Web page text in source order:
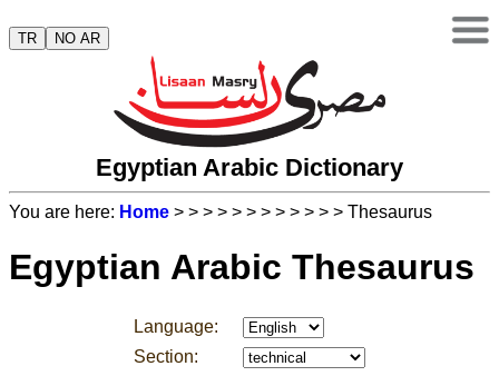
TR NO AR
Egyptian Arabic Dictionary
You are here: Home > > > > > > > > > > > > Thesaurus
Egyptian Arabic Thesaurus
Language:
Section: